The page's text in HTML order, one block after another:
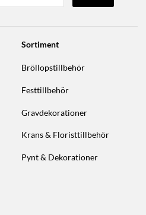
Sortiment
Bröllopstillbehör
Festtillbehör
Gravdekorationer
Krans & Floristtillbehör
Pynt & Dekorationer